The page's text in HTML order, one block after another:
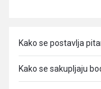
Kako se postavlja
Kako se sakupljaju